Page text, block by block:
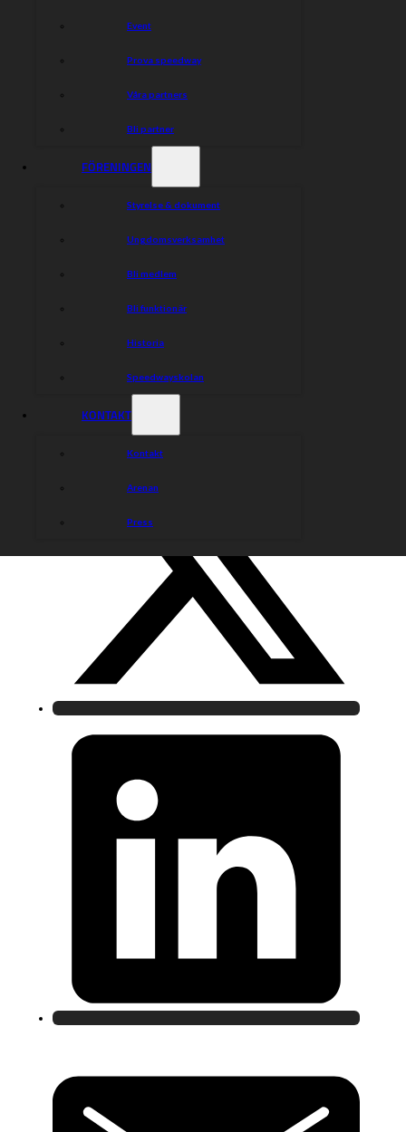
Event
Prova speedway
Våra partners
Bli partner
FÖRENINGEN
Styrelse & dokument
Ungdomsverksamhet
Bli medlem
Bli funktionär
Historia
Speedwayskolan
KONTAKT
Kontakt
Arenan
Press